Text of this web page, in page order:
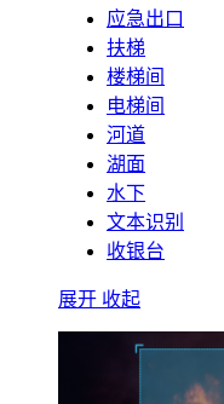
应急出口
扶梯
楼梯间
电梯间
河道
湖面
水下
文本识别
收银台
展开 收起